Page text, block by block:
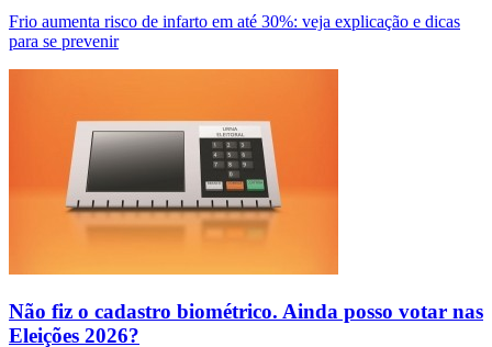
Frio aumenta risco de infarto em até 30%: veja explicação e dicas
para se prevenir
Não fiz o cadastro biométrico. Ainda posso votar nas
Eleições 2026?